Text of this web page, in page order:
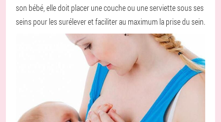
son bébé, elle doit placer une couche ou une serviette sous ses
seins pour les surélever et faciliter au maximum la prise du sein.